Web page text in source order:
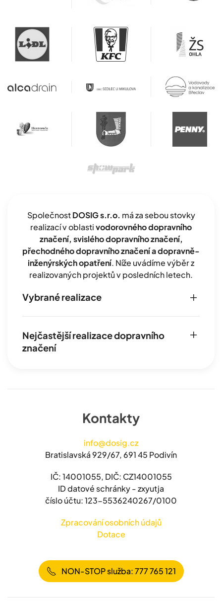
SpolečnostDOSIG s.r.o. má za sebou stovky
realizací v oblastivodorovného dopravního
značení, svislého dopravního značení,
přechodného dopravního značení a dopravně-
inženýrských opatření. Níže uvádíme výběr z
realizovaných projektů v posledních letech.
Vybrané realizace
Nejčastější realizace dopravního
značení
Kontakty
info@dosig.cz
Bratislavská 929/67, 691 45 Podivín
IČ: 14001055, DIČ: CZ14001055
ID datové schránky - zxyutja
číslo účtu: 123-5536240267/0100
Zpracování osobních údajů
Dotace
NON-STOP služba: 777 765 121